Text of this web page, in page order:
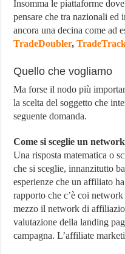
Insomma le piattaforme
pensare che tra nazionali ed
ancora una decina come ad
TradeDoubler,
Quello che vogliamo
Ma forse il nodo più
la scelta del soggetto che
seguente domanda.
Come si sceglie un
Una risposta matematica o
che si sceglie, innanzitutto
esperienze che un affiliato
rapporto che c’è coi
mezzo il network di
valutazione della landing
campagna. L’affiliate